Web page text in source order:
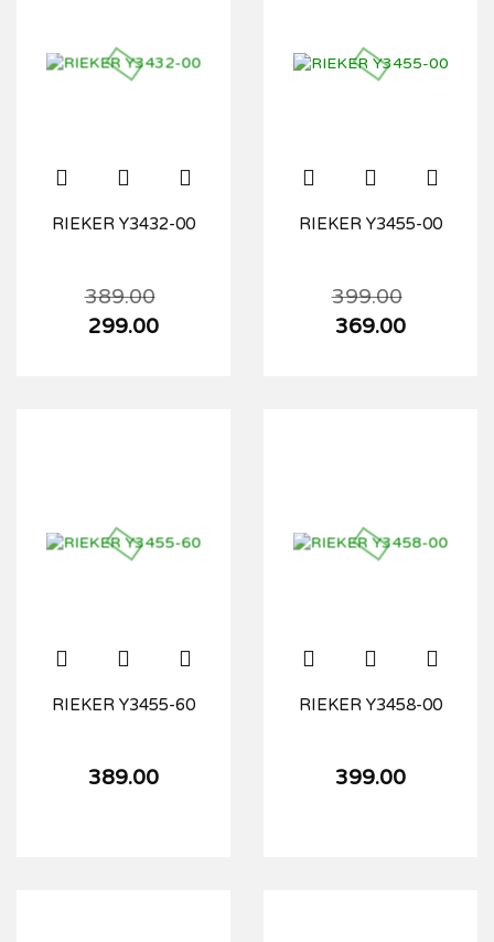
RIEKER Y3432-00
389.00
299.00
RIEKER Y3455-00
399.00
369.00
RIEKER Y3455-60
389.00
RIEKER Y3458-00
399.00